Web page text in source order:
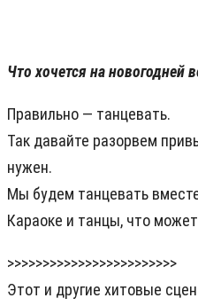
Что хочется на новогодней
Правильно — танцевать.
Так давайте разорвем
нужен.
Мы будем танцевать
Караоке и танцы, что
>>>>>>>>>>>>>>>>>>>>>>>>
Этот и другие хитовые